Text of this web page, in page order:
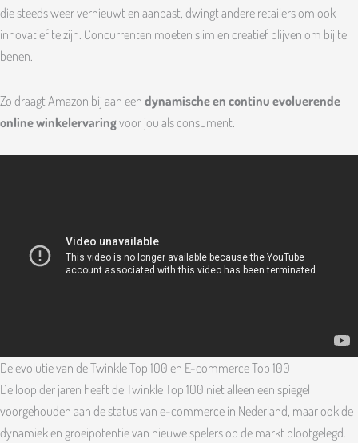
die steeds weer vernieuwt en aanpast, dwingt andere retailers om ook
innovatief te zijn. Concurrenten moeten slim en creatief blijven om bij te
benen.
Zo draagt Amazon bij aan eendynamische en continu evoluerende
online winkelervaringvoor jou als consument.
De evolutie van de Twinkle Top 100 en E-commerce Top 100
De loop der jaren heeft de Twinkle Top 100 niet alleen een spiegel
voorgehouden aan de status van e-commerce in Nederland, maar ook de
dynamiek en groeipotentie van nieuwe spelers op de markt blootgelegd.